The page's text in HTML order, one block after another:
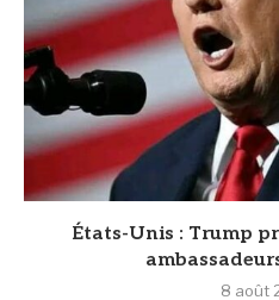
États-Unis : Trump
8 août